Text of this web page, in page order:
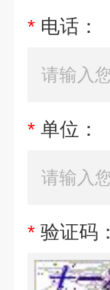
* 电话：
* 单位：
* 验证码：